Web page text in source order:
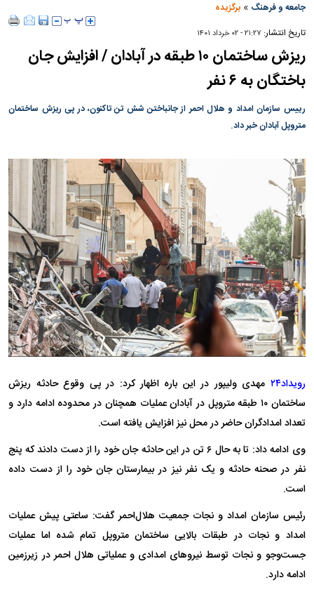
جامعه و فرهنگ »برگزیده
تاریخ انتشار: ۲۱:۲۷ - ۰۲ خرداد ۱۴۰۱
ریزش ساختمان ۱۰ طبقه در آبادان / افزایش جان
باختگان به ۶ نفر
رییس سازمان امداد و هلال احمر از جانباختن شش تن تاکنون، در پی ریزش ساختمان
متروپل آبادان خبر داد.
رویداد۲۴
مهدی ولیپور در این باره اظهار کرد: در پی وقوع حادثه ریزش
ساختمان ۱۰ طبقه متروپل در آبادان عملیات همچنان در محدوده ادامه دارد و
تعداد امدادگران حاضر در محل نیز افزایش یافته است.
وی ادامه داد: تا به حال ۶ تن در این حادثه جان خود را از دست دادند که پنج
نفر در صحنه حادثه و یک نفر نیز در بیمارستان جان خود را از دست داده
است.
رئیس سازمان امداد و نجات جمعیت هلال‌احمر گفت: ساعتی پیش عملیات
امداد و نجات در طبقات بالایی ساختمان متروپل تمام شده اما عملیات
جست‌وجو و نجات توسط نیروهای امدادی و عملیاتی هلال احمر در زیرزمین
ادامه دارد.